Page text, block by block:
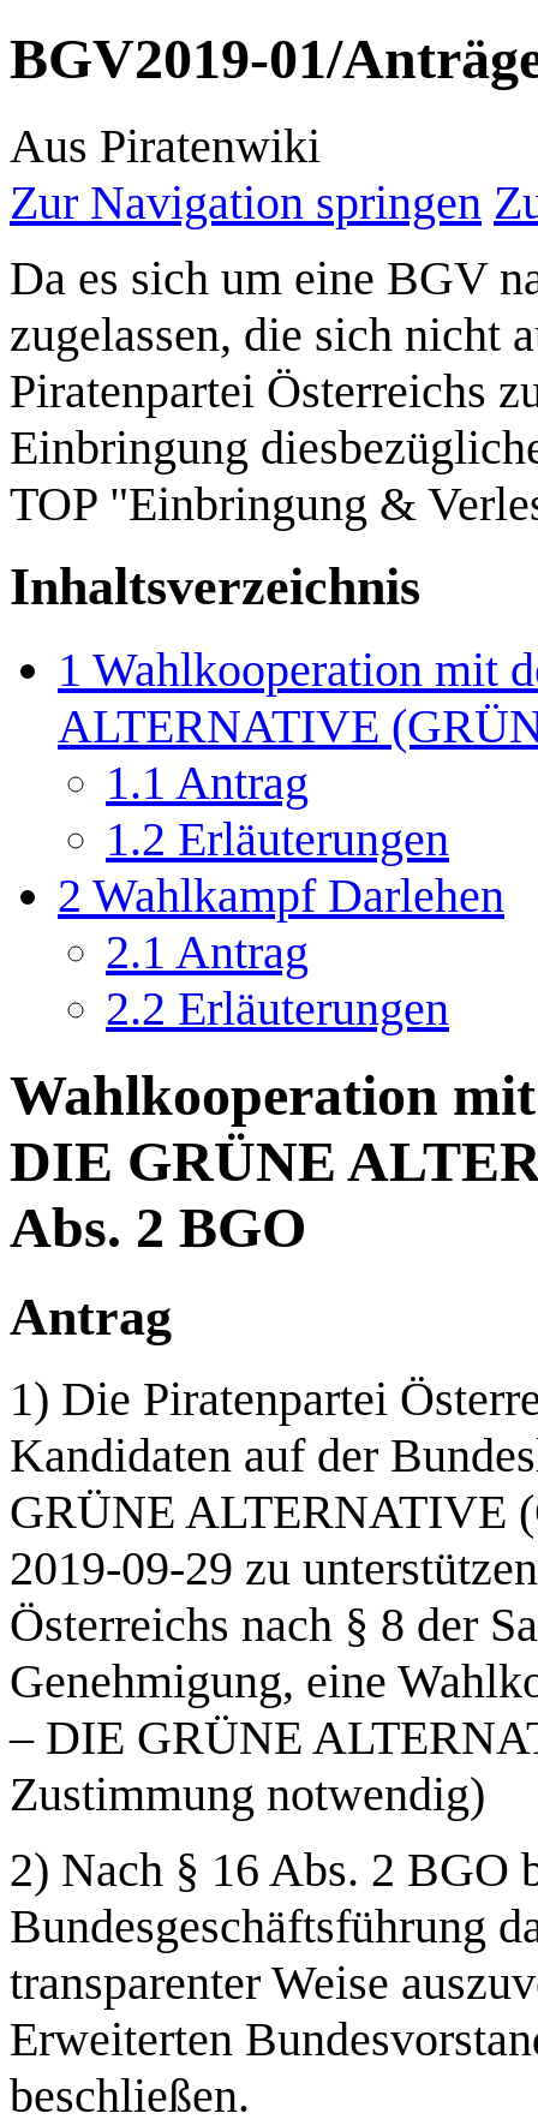
BGV2019-01/
Aus Piratenwiki
Zur Navigation springen
Da es sich um eine BGV
zugelassen, die sich nicht
Piratenpartei Österreichs
Einbringung
TOP "Einbringung &
Inhaltsverzeichnis
1 Wahlkooperation mit
ALTERNATIVE
1.1 Antrag
1.2 Erläuterungen
2 Wahlkampf Darlehen
2.1 Antrag
2.2 Erläuterungen
Wahlkooperation
DIE GRÜNE
Abs. 2 BGO
Antrag
1) Die Piratenpartei
Kandidaten auf der
GRÜNE ALTERNATIVE
2019-09-29 zu
Österreichs nach § 8 der
Genehmigung, eine
– DIE GRÜNE
Zustimmung notwendig)
2) Nach § 16 Abs. 2 BGO
Bundesgeschäftsführung
transparenter Weise
Erweiterten
beschließen.